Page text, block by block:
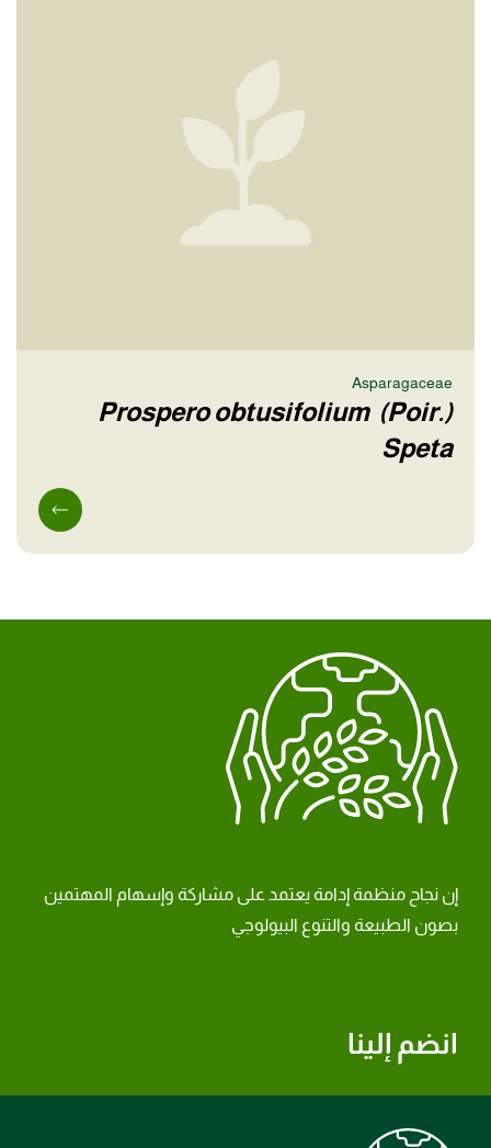
Asparagaceae
Prospero obtusifolium (Poir.)
Speta
انضم إلينا
إن نجاح منظمة إدامة يعتمد على مشاركة وإسهام المهتمين
بصون الطبيعة والتنوع البيولوجي